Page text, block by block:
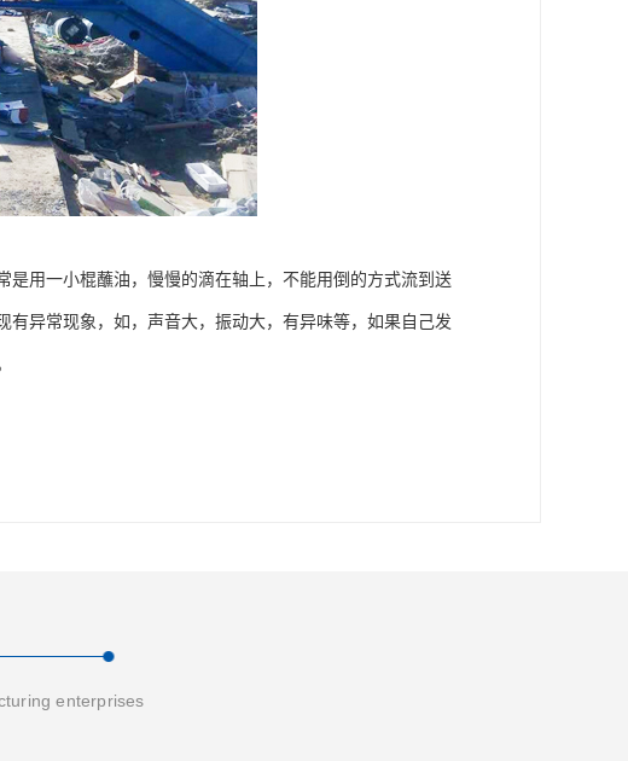
用一小棍蘸油，慢慢的滴在轴上，不能用倒的方式流到送
异常现象，如，声音大，振动大，有异味等，如果自己发
enterprises